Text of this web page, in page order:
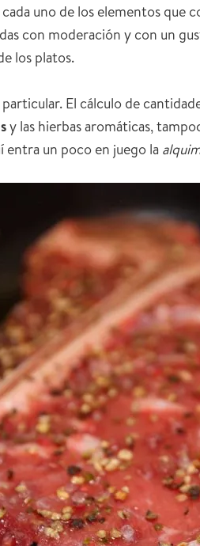
uno de los elementos que
con moderación y con un
los platos.
El cálculo de
y las hierbas aromáticas,
entra un poco en juego la